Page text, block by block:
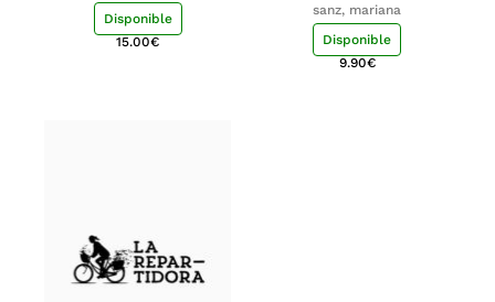
Disponible
15.00€
sanz, mariana
Disponible
9.90€